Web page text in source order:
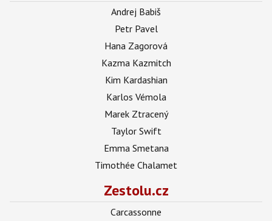
Andrej Babiš
Petr Pavel
Hana Zagorová
Kazma Kazmitch
Kim Kardashian
Karlos Vémola
Marek Ztracený
Taylor Swift
Emma Smetana
Timothée Chalamet
Zestolu.cz
Carcassonne